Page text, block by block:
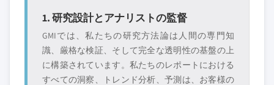
1. 研究設計とアナリストの監督
GMIでは、私たちの研究方法論は人間の専門知
識、厳格な検証、そして完全な透明性の基盤の上
に構築されています。私たちのレポートにおける
すべての洞察、トレンド分析、予測は、お客様の